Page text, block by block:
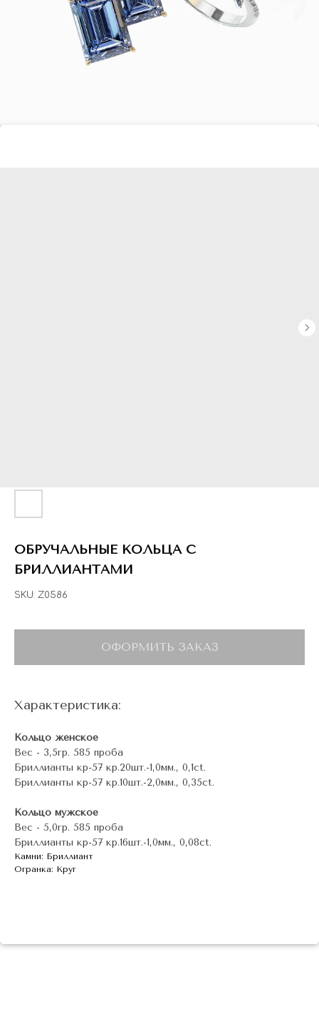
ОБРУЧАЛЬНЫЕ КОЛЬЦА С
БРИЛЛИАНТАМИ
SKU: Z0586
ОФОРМИТЬ ЗАКАЗ
Характеристика:
Кольцо женское
Вес - 3,5гр. 585 проба
Бриллианты кр-57 кр.20шт.-1,0мм., 0,1ct.
Бриллианты кр-57 кр.10шт.-2,0мм., 0,35ct.
Кольцо мужское
Вес - 5,0гр. 585 проба
Бриллианты кр-57 кр.16шт.-1,0мм., 0,08ct.
Камни: Бриллиант
Огранка: Круг